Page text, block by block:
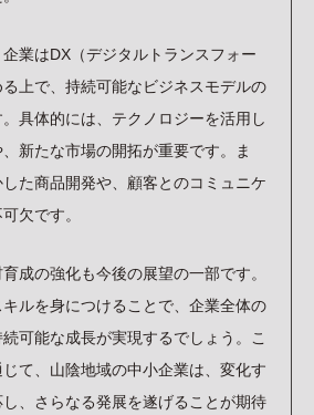
業はDX（デジタルトランスフォー
る上で、持続可能なビジネスモデルの
具体的には、テクノロジーを活用し
新たな市場の開拓が重要です。ま
た商品開発や、顧客とのコミュニケ
欠です。
成の強化も今後の展望の一部です。
ルを身につけることで、企業全体の
可能な成長が実現するでしょう。こ
て、山陰地域の中小企業は、変化す
、さらなる発展を遂げることが期待